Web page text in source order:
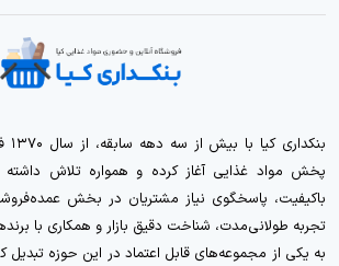
پخش مواد غذایی آغاز کرده و همواره تلاش داشته
باکیفیت، پاسخگوی نیاز مشتریان در بخش
تجربه طولانی‌مدت، شناخت دقیق بازار و همکاری با
به یکی از مجموعه‌های قابل اعتماد در این حوزه تبدیل